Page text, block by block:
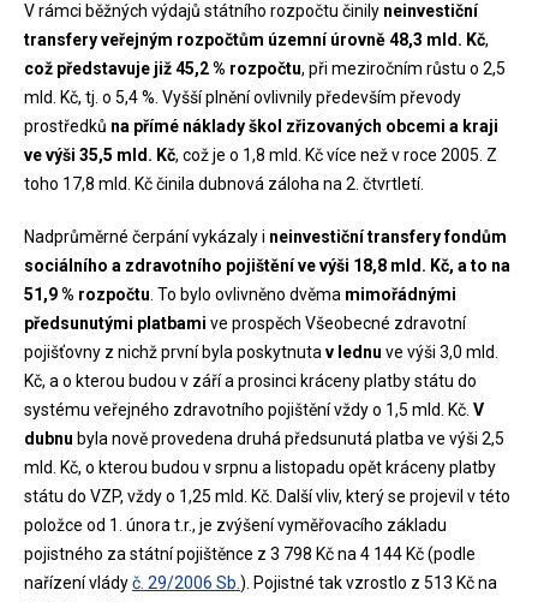
V rámci běžných výdajů státního rozpočtu činily neinvestiční
transfery veřejným rozpočtům územní úrovně 48,3 mld. Kč,
což představuje již 45,2 % rozpočtu, při meziročním růstu o 2,5
mld. Kč, tj. o 5,4 %. Vyšší plnění ovlivnily především převody
prostředků na přímé náklady škol zřizovaných obcemi a kraji
ve výši 35,5 mld. Kč, což je o 1,8 mld. Kč více než v roce 2005. Z
toho 17,8 mld. Kč činila dubnová záloha na 2. čtvrtletí.
Nadprůměrné čerpání vykázaly i neinvestiční transfery fondům
sociálního a zdravotního pojištění ve výši 18,8 mld. Kč, a to na
51,9 % rozpočtu. To bylo ovlivněno dvěma mimořádnými
předsunutými platbami ve prospěch Všeobecné zdravotní
pojišťovny z nichž první byla poskytnutav lednu ve výši 3,0 mld.
Kč, a o kterou budou v září a prosinci kráceny platby státu do
systému veřejného zdravotního pojištění vždy o 1,5 mld. Kč. V
dubnu byla nově provedena druhá předsunutá platba ve výši 2,5
mld. Kč, o kterou budou v srpnu a listopadu opět kráceny platby
státu do VZP, vždy o 1,25 mld. Kč. Další vliv, který se projevil v této
položce od 1. února t.r., je zvýšení vyměřovacího základu
pojistného za státní pojištěnce z 3 798 Kč na 4 144 Kč (podle
nařízení vládyč. 29/2006 Sb.). Pojistné tak vzrostlo z 513 Kč na